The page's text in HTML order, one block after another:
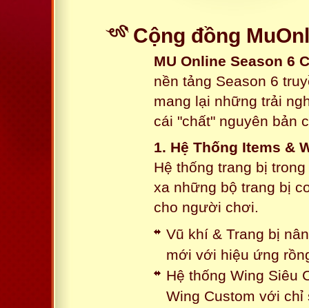
Cộng đồng
MU Online Season 6
nền tảng Season 6
mang lại những trải
cái "chất" nguyên bản
1. Hệ Thống Items &
Hệ thống trang bị
xa những bộ trang bị
cho người chơi.
Vũ khí & Trang bị
mới với hiệu ứng
Hệ thống Wing Siêu
Wing Custom với